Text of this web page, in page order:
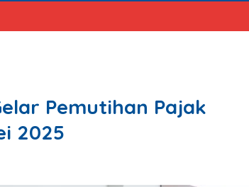
Pemutihan Pajak
2025